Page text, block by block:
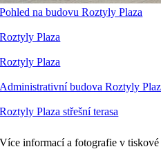
Pohled na budovu Roztyly Plaza
Roztyly Plaza
Roztyly Plaza
Administrativní budova Roztyly
Roztyly Plaza střešní terasa
Více informací a fotografie v